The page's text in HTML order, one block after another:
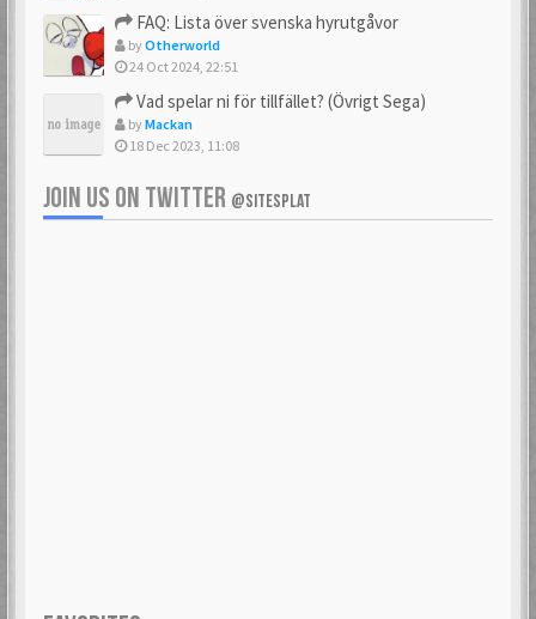
FAQ: Lista över svenska hyrutgåvor
byOtherworld
24 Oct 2024, 22:51
Vad spelar ni för tillfället? (Övrigt Sega)
byMackan
18 Dec 2023, 11:08
JOIN US ON TWITTER @SITESPLAT